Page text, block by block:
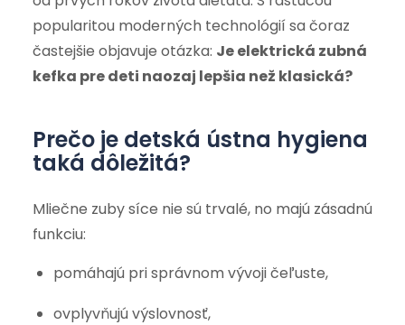
popularitou moderných technológií sa čoraz
častejšie objavuje otázka: Je elektrická zubná
kefka pre deti naozaj lepšia než klasická?
Prečo je detská ústna hygiena
taká dôležitá?
Mliečne zuby síce nie sú trvalé, no majú zásadnú
funkciu:
pomáhajú pri správnom vývoji čeľuste,
ovplyvňujú výslovnosť,